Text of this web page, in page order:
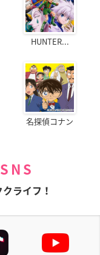
HUNTER...
名探偵コナン
ライフ！